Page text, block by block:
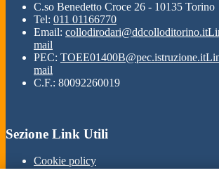
C.so Benedetto Croce 26 - 10135 Torino
Tel: 011 01166770
Email: collodirodari@ddcolloditorino.it
mail
PEC: TOEE01400B@pec.istruzione.it
mail
C.F.: 80092260019
Sezione Link Utili
Cookie policy